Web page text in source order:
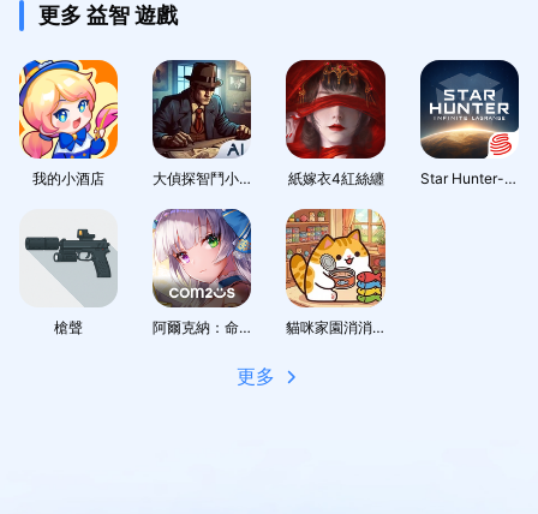
更多 益智 遊戲
我的小酒店 大偵探智鬥小AI 紙嫁衣4紅絲纏 Star Hunter-Infinite Lagrange
槍聲 阿爾克納：命運之輪 - 腦力對決策略型隨機防禦RPG 貓咪家園消消樂
更多